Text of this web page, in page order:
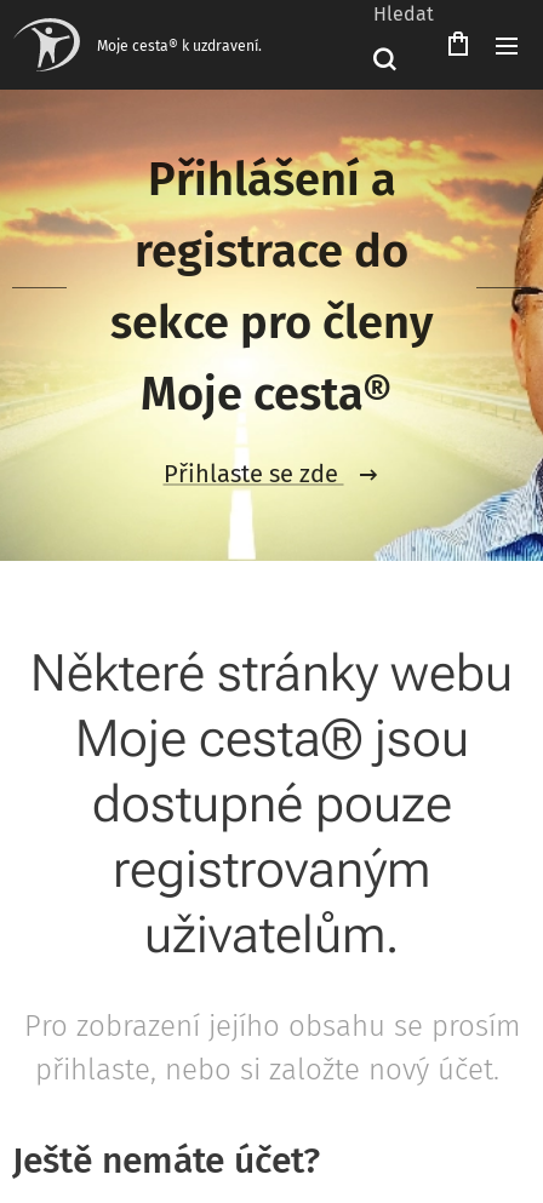
Moje cesta® k uzdravení.
Hledat
Přihlášení a
registrace do
sekce pro členy
Moje cesta®
Přihlaste se zde
Čeština‎
Některé stránky webu
Moje cesta® jsou
dostupné pouze
registrovaným
uživatelům.
Pro zobrazení jejího obsahu se prosím
přihlaste, nebo si založte nový účet.
Ještě nemáte účet?